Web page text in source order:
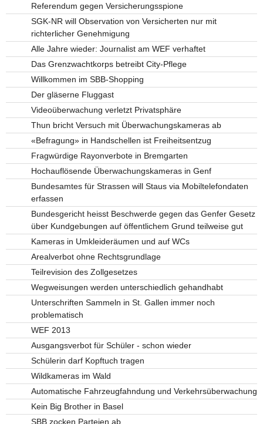
Referendum gegen Versicherungsspione
SGK-NR will Observation von Versicherten nur mit
richterlicher Genehmigung
Alle Jahre wieder: Journalist am WEF verhaftet
Das Grenzwachtkorps betreibt City-Pflege
Willkommen im SBB-Shopping
Der gläserne Fluggast
Videoüberwachung verletzt Privatsphäre
Thun bricht Versuch mit Überwachungskameras ab
«Befragung» in Handschellen ist Freiheitsentzug
Fragwürdige Rayonverbote in Bremgarten
Hochauflösende Überwachungskameras in Genf
Bundesamtes für Strassen will Staus via Mobiltelefondaten
erfassen
Bundesgericht heisst Beschwerde gegen das Genfer Gesetz
über Kundgebungen auf öffentlichem Grund teilweise gut
Kameras in Umkleideräumen und auf WCs
Arealverbot ohne Rechtsgrundlage
Teilrevision des Zollgesetzes
Wegweisungen werden unterschiedlich gehandhabt
Unterschriften Sammeln in St. Gallen immer noch
problematisch
WEF 2013
Ausgangsverbot für Schüler - schon wieder
Schülerin darf Kopftuch tragen
Wildkameras im Wald
Automatische Fahrzeugfahndung und Verkehrsüberwachung
Kein Big Brother in Basel
SBB zocken Parteien ab